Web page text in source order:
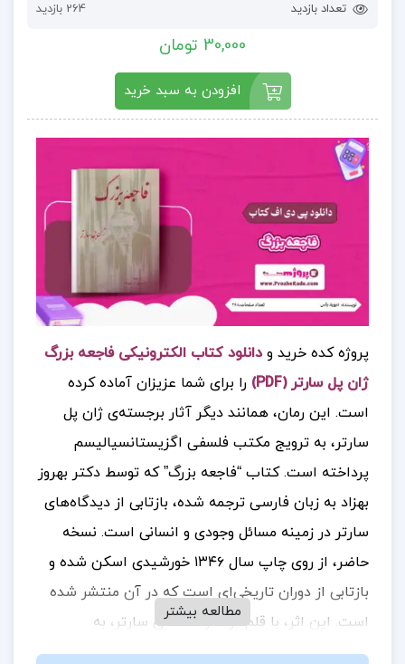
تعداد بازدید 264 بازدید
30,000 تومان
افزودن به سبد خرید
پروژه کده خرید و دانلود کتاب الکترونیکی فاجعه بزرگ
ژان پل سارتر (PDF)
را برای شما عزیزان آماده کرده
است. این رمان، همانند دیگر آثار برجسته‌ی ژان پل
سارتر، به ترویج مکتب فلسفی اگزیستانسیالیسم
پرداخته است. کتاب “فاجعه بزرگ” که توسط دکتر بهروز
بهزاد به زبان فارسی ترجمه شده، بازتابی از دیدگاه‌های
سارتر در زمینه‌ مسائل وجودی و انسانی است. نسخه
حاضر، از روی چاپ سال ۱۳۴۶ خورشیدی اسکن شده و
بازتابی از دوران تاریخی‌ای است که در آن منتشر شده
است. این اثر، با قلم توانا و انتقادی سارتر، به
خوانندگان کمک می‌کند تا مفاهیم پیچیده‌ی
مطالعه بیشتر